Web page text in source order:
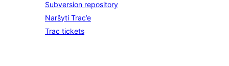
Subversion repository
Naršyti Trac’e
Trac tickets